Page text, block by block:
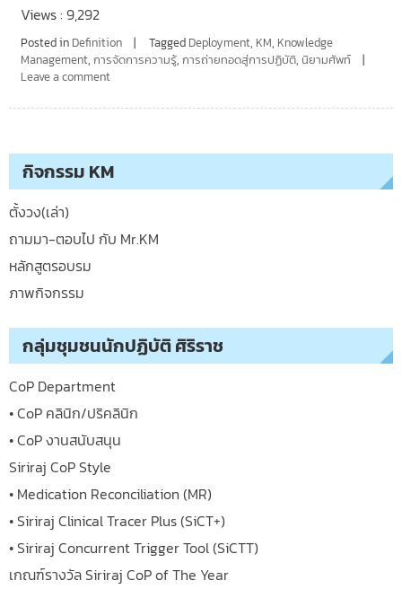
Views : 9,292
Posted in Definition Tagged Deployment, KM, Knowledge
Management, การจัดการความรู้, การถ่ายทอดสู่การปฏิบัติ, นิยามศัพท์
Leave a comment
กิจกรรม KM
ตั้งวง(เล่า)
ถามมา-ตอบไป กับ Mr.KM
หลักสูตรอบรม
ภาพกิจกรรม
กลุ่มชุมชนนักปฏิบัติ ศิริราช
CoP Department
• CoP คลินิก/ปริคลินิก
• CoP งานสนับสนุน
Siriraj CoP Style
• Medication Reconciliation (MR)
• Siriraj Clinical Tracer Plus (SiCT+)
• Siriraj Concurrent Trigger Tool (SiCTT)
เกณฑ์รางวัล Siriraj CoP of The Year